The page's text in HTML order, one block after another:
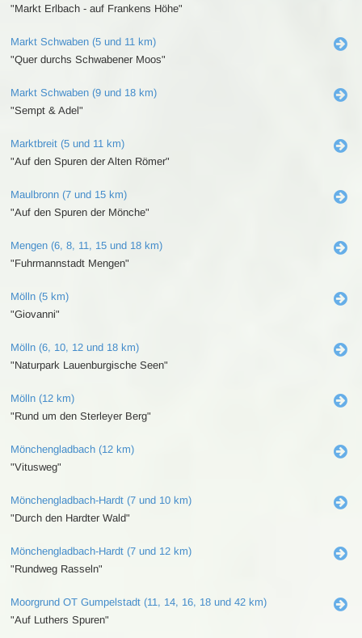
"Markt Erlbach - auf Frankens Höhe"
Markt Schwaben (5 und 11 km)
"Quer durchs Schwabener Moos"
Markt Schwaben (9 und 18 km)
"Sempt & Adel"
Marktbreit (5 und 11 km)
"Auf den Spuren der Alten Römer"
Maulbronn (7 und 15 km)
"Auf den Spuren der Mönche"
Mengen (6, 8, 11, 15 und 18 km)
"Fuhrmannstadt Mengen"
Mölln (5 km)
"Giovanni"
Mölln (6, 10, 12 und 18 km)
"Naturpark Lauenburgische Seen"
Mölln (12 km)
"Rund um den Sterleyer Berg"
Mönchengladbach (12 km)
"Vitusweg"
Mönchengladbach-Hardt (7 und 10 km)
"Durch den Hardter Wald"
Mönchengladbach-Hardt (7 und 12 km)
"Rundweg Rasseln"
Moorgrund OT Gumpelstadt (11, 14, 16, 18 und 42 km)
"Auf Luthers Spuren"